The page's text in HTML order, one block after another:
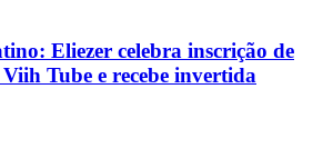
Eliezer celebra inscrição de
Tube e recebe invertida